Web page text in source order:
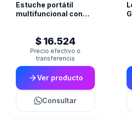
Estuche portátil
multifuncional con
$ 16.524
Precio efectivo o
transferencia
Ver producto
Consultar